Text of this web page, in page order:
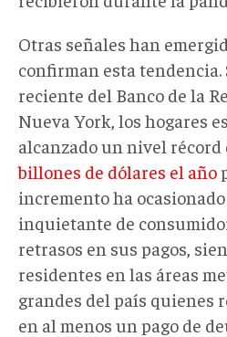
Otras señales han
confirman esta
reciente del Banco de la
Nueva York, los hogares
alcanzado un nivel récord
billones de dólares el año
incremento ha
inquietante de
retrasos en sus pagos,
residentes en las áreas
grandes del país quienes
en al menos un pago de